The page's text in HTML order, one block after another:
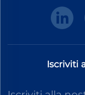
Iscriviti